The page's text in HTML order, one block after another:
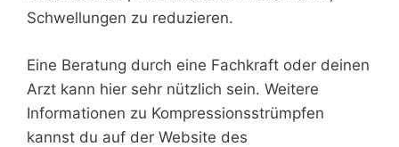
Schwellungen zu reduzieren.
Eine Beratung durch eine Fachkraft oder deinen
Arzt kann hier sehr nützlich sein. Weitere
Informationen zu Kompressionsstrümpfen
kannst du auf der Website des